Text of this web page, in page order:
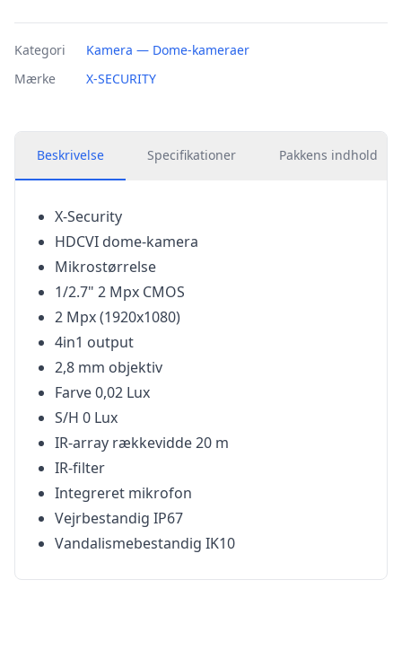
Kategori
Kamera — Dome-kameraer
Mærke
X-SECURITY
Beskrivelse Specifikationer Pakkens indhold
X-Security
HDCVI dome-kamera
Mikrostørrelse
1/2.7" 2 Mpx CMOS
2 Mpx (1920x1080)
4in1 output
2,8 mm objektiv
Farve 0,02 Lux
S/H 0 Lux
IR-array rækkevidde 20 m
IR-filter
Integreret mikrofon
Vejrbestandig IP67
Vandalismebestandig IK10